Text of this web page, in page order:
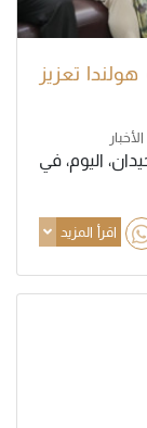
تعزيز
الأخبار
اليوم، في
اقرأ المزيد